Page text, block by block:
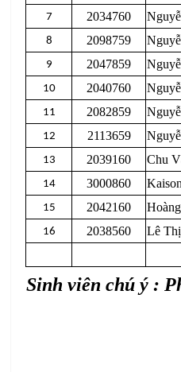
7 2034760
8 2098759
9 2047859
10 2040760
11 2082859
12 2113659
13 2039160 Chu
14 3000860
15 2042160
16 2038560 Lê Thị
Sinh viên chú ý :